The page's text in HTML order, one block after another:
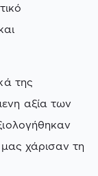
της
αξία των
μας χάρισαν τη